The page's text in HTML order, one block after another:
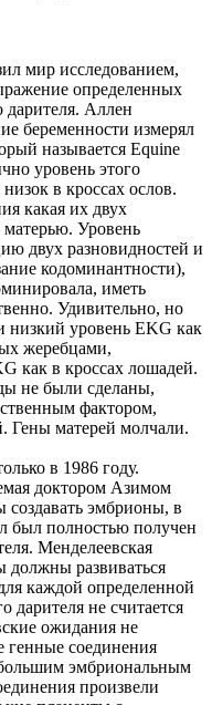
мир исследованием,
определенных
дарителя. Аллен
беременности измерял
называется Equine
уровень этого
в кроссах ослов.
какая их двух
Уровень
двух разновидностей и
кодоминантности),
иметь
Удивительно, но
низкий уровень EKG как
жеребцами,
как в кроссах лошадей.
не были сделаны,
фактором,
Гены матерей молчали.
в 1986 году.
доктором Азимом
эмбрионы, в
был полностью получен
Менделеевская
должны развиваться
каждой определенной
дарителя не считается
ожидания не
генные соединения
эмбриональным
произвели